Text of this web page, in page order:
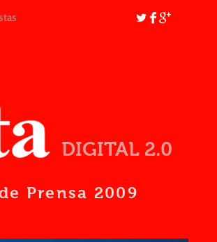
DIGITAL 2.0
Prensa 2009